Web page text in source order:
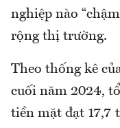
nghiệp nào
rộng thị trường.
Theo thống kê
cuối năm 2024,
tiền mặt đạt 17,7